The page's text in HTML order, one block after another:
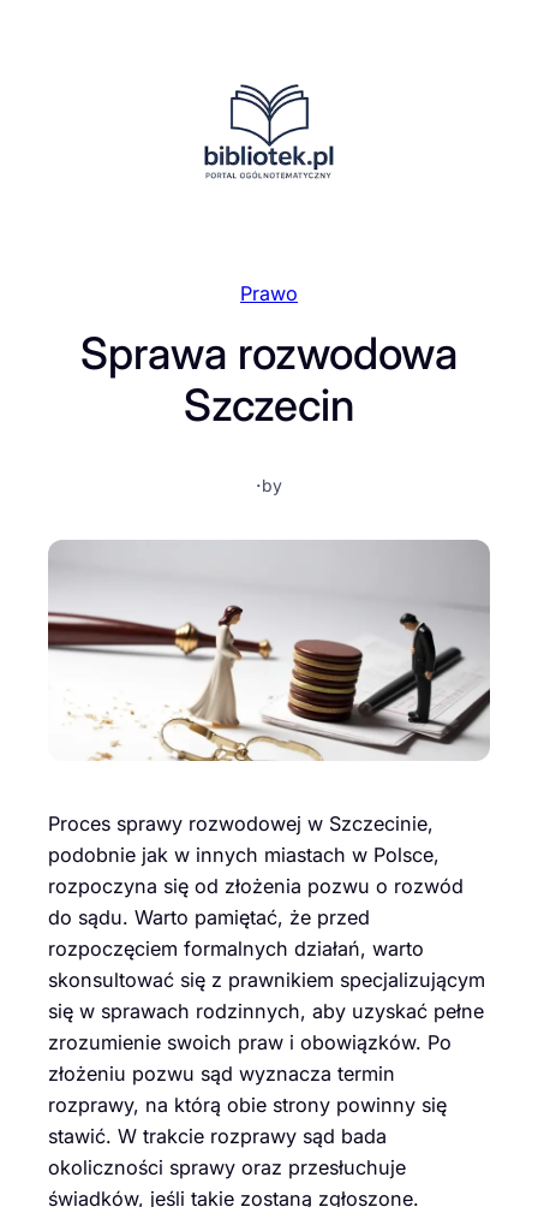
Prawo
Sprawa rozwodowa
Szczecin
·by
Proces sprawy rozwodowej w Szczecinie,
podobnie jak w innych miastach w Polsce,
rozpoczyna się od złożenia pozwu o rozwód
do sądu. Warto pamiętać, że przed
rozpoczęciem formalnych działań, warto
skonsultować się z prawnikiem specjalizującym
się w sprawach rodzinnych, aby uzyskać pełne
zrozumienie swoich praw i obowiązków. Po
złożeniu pozwu sąd wyznacza termin
rozprawy, na którą obie strony powinny się
stawić. W trakcie rozprawy sąd bada
okoliczności sprawy oraz przesłuchuje
świadków, jeśli takie zostaną zgłoszone.